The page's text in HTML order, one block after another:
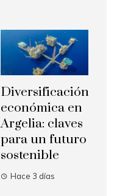
Diversificación
económica en
Argelia: claves
para un futuro
sostenible
Hace 3 días